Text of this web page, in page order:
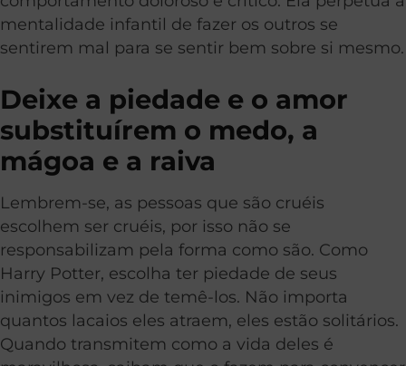
mentalidade infantil de fazer os outros se
sentirem mal para se sentir bem sobre si mesmo.
Deixe a piedade e o amor
substituírem o medo, a
mágoa e a raiva
Lembrem-se, as pessoas que são cruéis
escolhem ser cruéis, por isso não se
responsabilizam pela forma como são. Como
Harry Potter, escolha ter piedade de seus
inimigos em vez de temê-los. Não importa
quantos lacaios eles atraem, eles estão solitários.
Quando transmitem como a vida deles é